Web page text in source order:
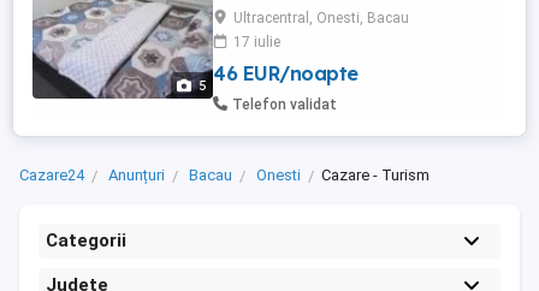
5
modern si complet mobilat, toate
echipamentele fiind in perfecta stare de
functionare. Locatia este situata intr-o
zona Ultracentrala si usor accesibila a
orasului Onesti, oferindu-va totodata un
Ultracentral, Onesti, Bacau
17 iulie
46 EUR/noapte
Telefon validat
Cazare24 Anunțuri Bacau Onesti Cazare - Turism
Categorii
Județe